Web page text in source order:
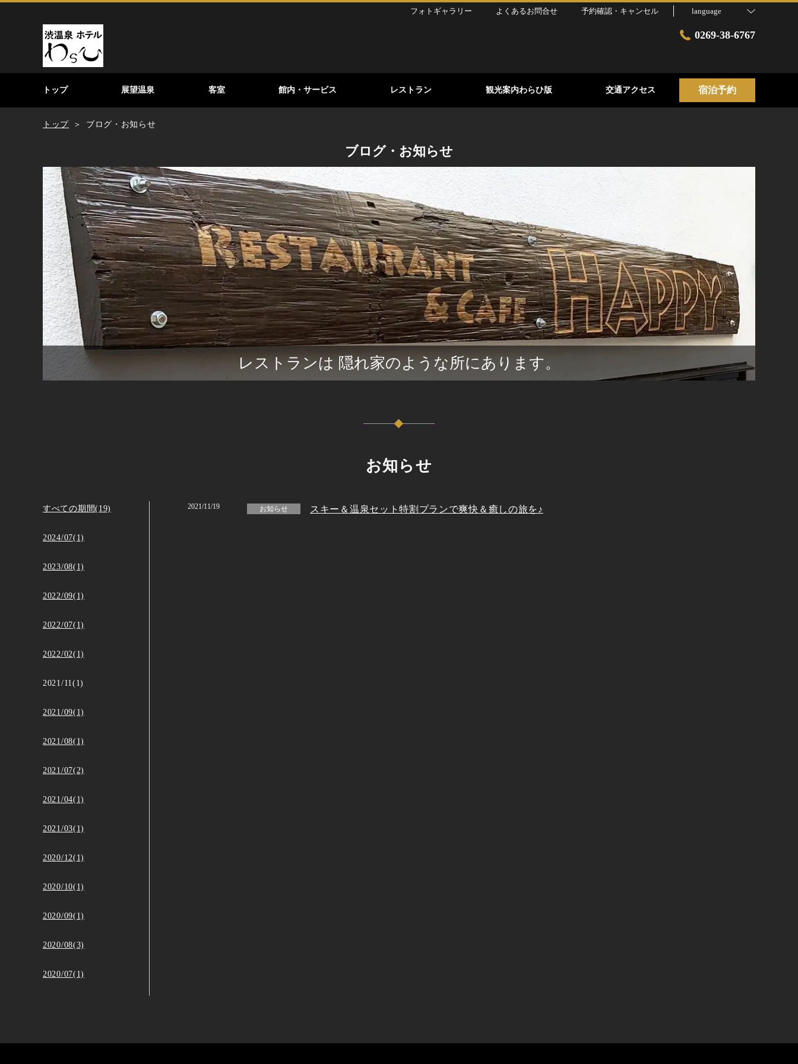
フォトギャラリー よくあるお問合せ 予約確認・キャンセル language
0269-38-6767
トップ 展望温泉 客室 館内・サービス レストラン 観光案内わらひ版 交通アクセス 宿泊予約
トップ ブログ・お知らせ
ブログ・お知らせ
レストランは 隠れ家のような所にあります。
お知らせ
すべての期間(19)
2024/07(1)
2023/08(1)
2022/09(1)
2022/07(1)
2022/02(1)
2021/11(1)
2021/09(1)
2021/08(1)
2021/07(2)
2021/04(1)
2021/03(1)
2020/12(1)
2020/10(1)
2020/09(1)
2020/08(3)
2020/07(1)
2021/11/19 お知らせ スキー＆温泉セット特割プランで爽快＆癒しの旅を♪